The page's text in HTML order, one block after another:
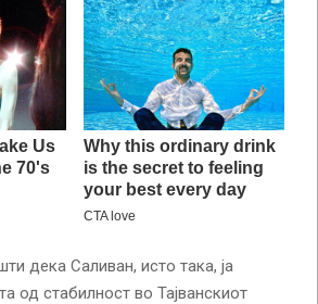
дека Саливан, исто така, ја
од стабилност во Тајванскиот